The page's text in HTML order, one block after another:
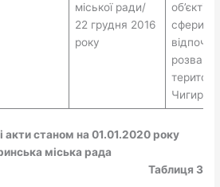
міської ради/
22 грудня 2016
року
об’єктів
сфери
розваг
акти станом на 01.01.2020 року
міська рада
Таблиця 3